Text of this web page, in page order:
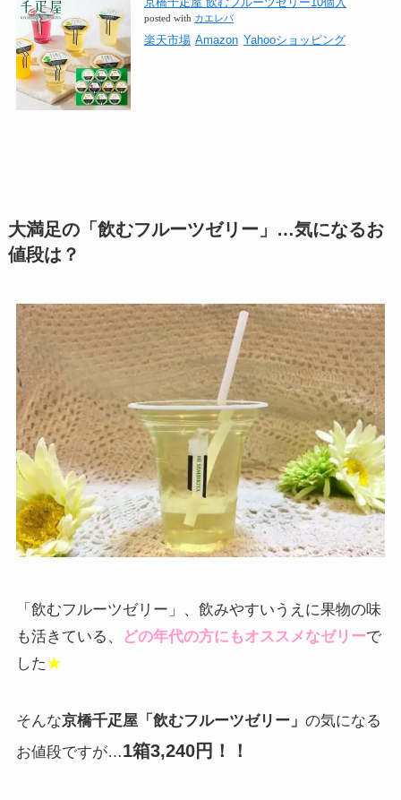
posted with カエレバ
楽天市場 Amazon Yahooショッピング
大満足の「飲むフルーツゼリー」…気になるお
値段は？
「飲むフルーツゼリー」、飲みやすいうえに果物の味
も活きている、
どの年代の方にもオススメなゼリーで
した★
そんな京橋千疋屋「飲むフルーツゼリー」 の気になる
お値段ですが…1箱3,240円！！